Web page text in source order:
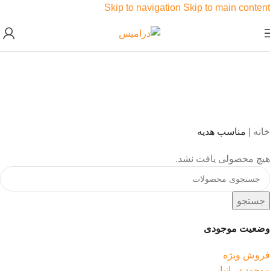
Skip to navigation Skip to main content
وضعیت موجودی
فروش ویژه
خانه مناسب هدیه
هیچ محصولی یافت نشد.
جستجو